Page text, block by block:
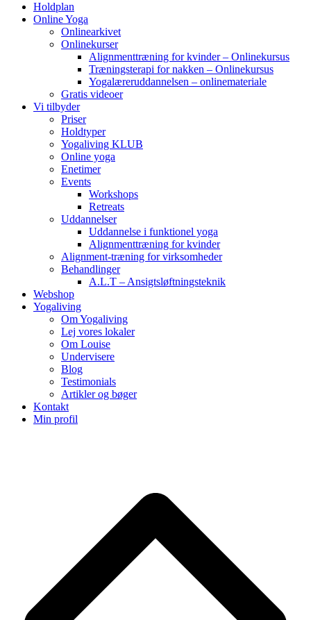
Holdplan
Online Yoga
Onlinearkivet
Onlinekurser
Alignmenttræning for kvinder – Onlinekursus
Træningsterapi for nakken – Onlinekursus
Yogalæreruddannelsen – onlinemateriale
Gratis videoer
Vi tilbyder
Priser
Holdtyper
Yogaliving KLUB
Online yoga
Enetimer
Events
Workshops
Retreats
Uddannelser
Uddannelse i funktionel yoga
Alignmenttræning for kvinder
Alignment-træning for virksomheder
Behandlinger
A.L.T – Ansigtsløftningsteknik
Webshop
Yogaliving
Om Yogaliving
Lej vores lokaler
Om Louise
Undervisere
Blog
Testimonials
Artikler og bøger
Kontakt
Min profil